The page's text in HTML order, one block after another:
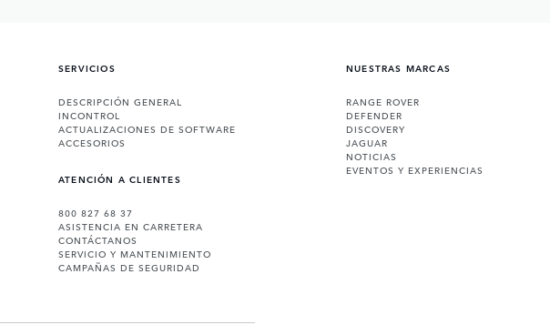
SERVICIOS
DESCRIPCIÓN GENERAL
INCONTROL
ACTUALIZACIONES DE SOFTWARE
ACCESORIOS
ATENCIÓN A CLIENTES
800 827 68 37
ASISTENCIA EN CARRETERA
CONTÁCTANOS
SERVICIO Y MANTENIMIENTO
CAMPAÑAS DE SEGURIDAD
NUESTRAS MARCAS
RANGE ROVER
DEFENDER
DISCOVERY
JAGUAR
NOTICIAS
EVENTOS Y EXPERIENCIAS